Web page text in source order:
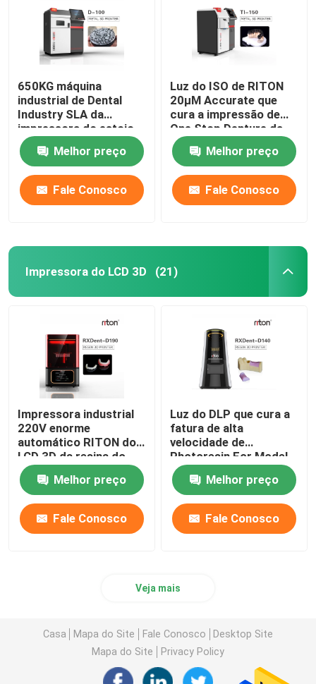
650KG máquina
industrial de Dental
Industry SLA da
impressora do estojo
compacto DLMS 3D
Melhor preço
Fale Conosco
Luz do ISO de RITON
20μM Accurate que
cura a impressão de
One Stop Denture da
impressora 3D
Melhor preço
Fale Conosco
Impressora do LCD 3D (21)
Impressora industrial
220V enorme
automático RITON do
LCD 3D da resina do
ISO 13485
Melhor preço
Fale Conosco
Luz do DLP que cura a
fatura de alta
velocidade de
Photoresin For Model
da impressora 3d
Melhor preço
Fale Conosco
Veja mais
Casa Mapa do Site Fale Conosco
Desktop Site
Mapa do Site
Privacy Policy